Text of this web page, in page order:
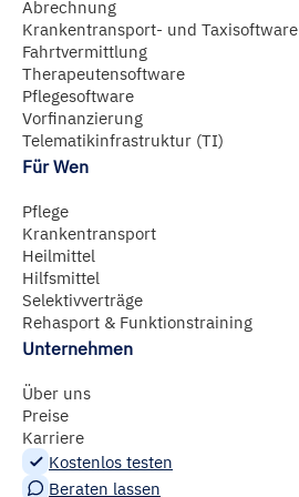
hierabrufbar.
Abrechnung
Krankentransport- und Taxisoftware
Fahrtvermittlung
Therapeutensoftware
Pflegesoftware
Vorfinanzierung
Telematikinfrastruktur (TI)
Für Wen
Pflege
Krankentransport
Heilmittel
Hilfsmittel
Selektivverträge
Rehasport & Funktionstraining
Unternehmen
Über uns
Preise
Karriere
Kostenlos testen
Beraten lassen